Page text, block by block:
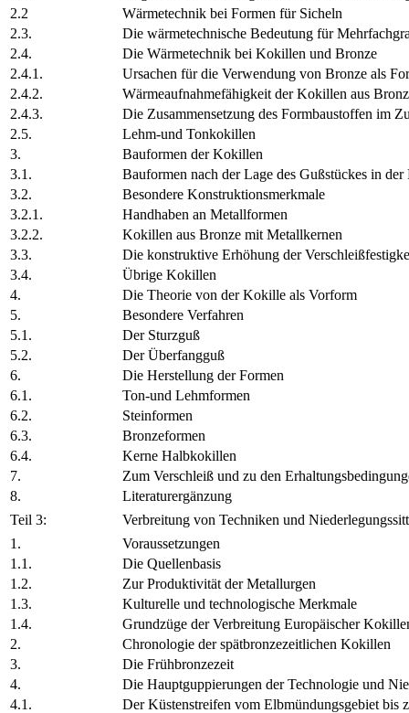
2.2
Wärmetechnik bei Formen für Sicheln
2.3.
Die wärmetechnische Bedeutung für
2.4.
Die Wärmetechnik bei Kokillen und Bronze
2.4.1.
Ursachen für die Verwendung von Bronze als
2.4.2.
Wärmeaufnahmefähigkeit der Kokillen aus
2.4.3.
Die Zusammensetzung des Formbaustoffen im
2.5.
Lehm-und Tonkokillen
3.
Bauformen der Kokillen
3.1.
Bauformen nach der Lage des Gußstückes in
3.2.
Besondere Konstruktionsmerkmale
3.2.1.
Handhaben an Metallformen
3.2.2.
Kokillen aus Bronze mit Metallkernen
3.3.
Die konstruktive Erhöhung der
3.4.
Übrige Kokillen
4.
Die Theorie von der Kokille als Vorform
5.
Besondere Verfahren
5.1.
Der Sturzguß
5.2.
Der Überfangguß
6.
Die Herstellung der Formen
6.1.
Ton-und Lehmformen
6.2.
Steinformen
6.3.
Bronzeformen
6.4.
Kerne Halbkokillen
7.
Zum Verschleiß und zu den
8.
Literaturergänzung
Teil 3:
Verbreitung von Techniken und
1.
Voraussetzungen
1.1.
Die Quellenbasis
1.2.
Zur Produktivität der Metallurgen
1.3.
Kulturelle und technologische Merkmale
1.4.
Grundzüge der Verbreitung Europäischer
2.
Chronologie der spätbronzezeitlichen Kokillen
3.
Die Frühbronzezeit
4.
Die Hauptguppierungen der Technologie und
4.1.
Der Küstenstreifen vom Elbmündungsgebiet bis